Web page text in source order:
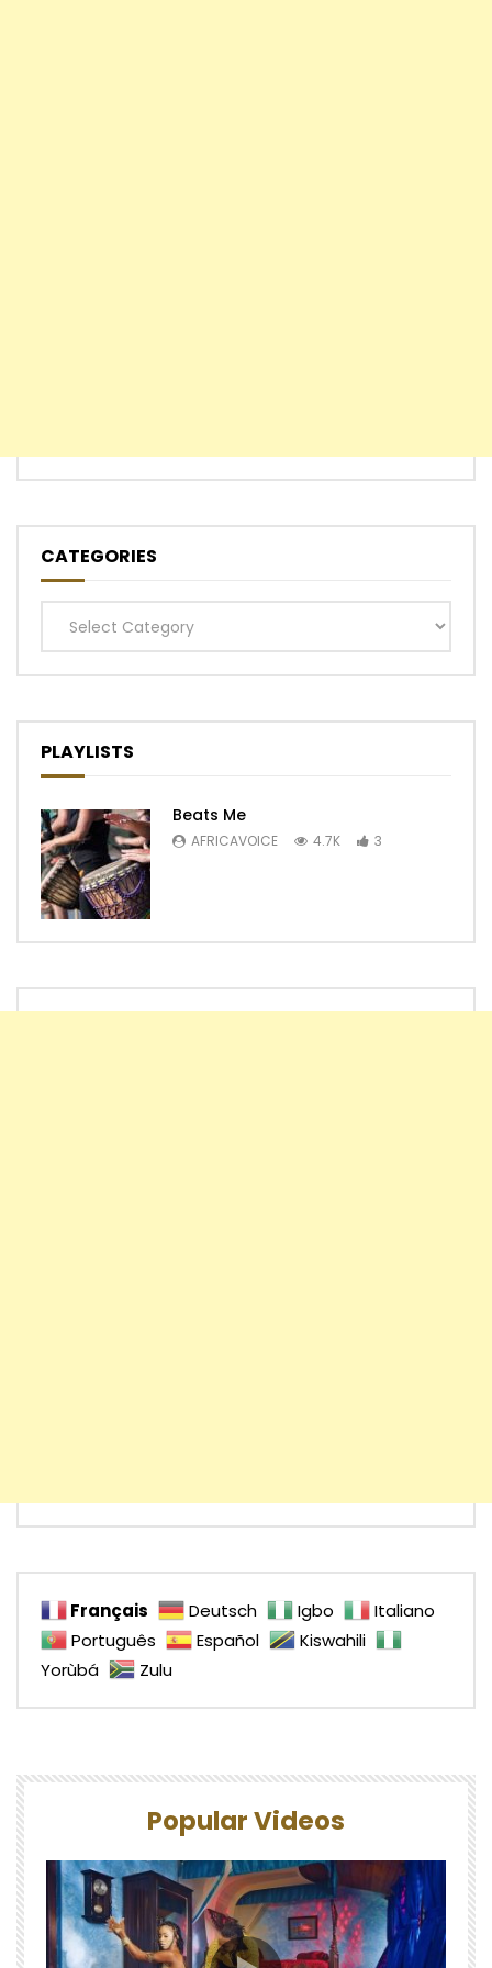
CATEGORIES
Categories
PLAYLISTS
Beats Me
AFRICAVOICE 4.7K 3
Français Deutsch Igbo
Italiano
Português
Español
Kiswahili
Yorùbá
Zulu
Popular Videos